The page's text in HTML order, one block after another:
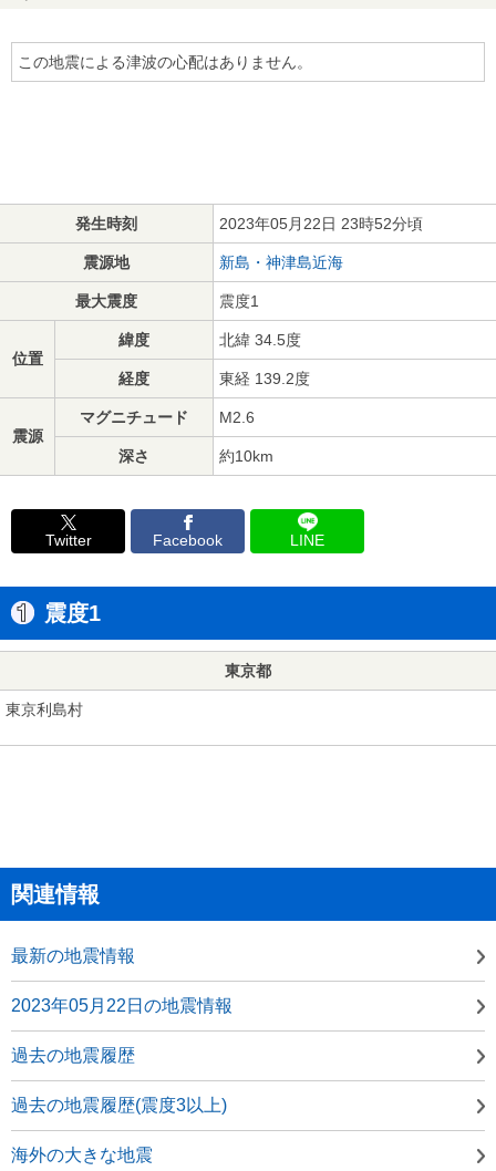
この地震による津波の心配はありません。
発生時刻 2023年05月22日 23時52分頃
震源地 新島・神津島近海
最大震度 震度1
位置
緯度 北緯 34.5度
経度 東経 139.2度
震源
マグニチュード M2.6
深さ 約10km
Twitter Facebook LINE
震度1
東京都
東京利島村
関連情報
最新の地震情報
2023年05月22日の地震情報
過去の地震履歴
過去の地震履歴(震度3以上)
海外の大きな地震